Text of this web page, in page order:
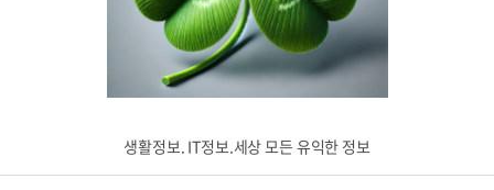
생활정보. IT정보.세상 모든 유익한 정보